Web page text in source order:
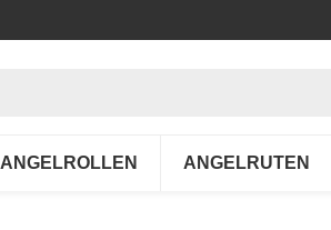
ANGELROLLEN ANGELRUTEN